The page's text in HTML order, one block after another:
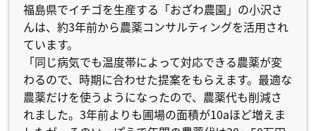
福島県でイチゴを生産する「おざわ農園」の小沢さ
んは、約3年前から農薬コンサルティングを活用され
ています。
「同じ病気でも温度帯によって対応できる農薬が変
わるので、時期に合わせた提案をもらえます。最適な
農薬だけを使うようになったので、農薬代も削減さ
れました。3年前よりも圃場の面積が10aほど増えま